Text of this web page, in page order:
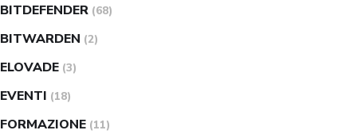
BITDEFENDER (68)
BITWARDEN (2)
ELOVADE (3)
EVENTI (18)
FORMAZIONE (11)